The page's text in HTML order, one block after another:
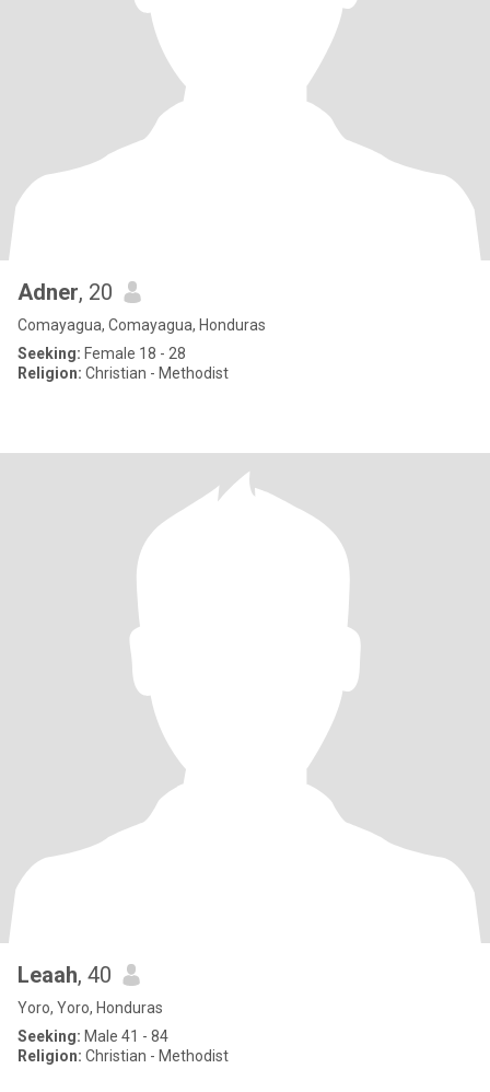
Adner, 20
Comayagua, Comayagua, Honduras
Seeking: Female 18 - 28
Religion: Christian - Methodist
Leaah, 40
Yoro, Yoro, Honduras
Seeking: Male 41 - 84
Religion: Christian - Methodist